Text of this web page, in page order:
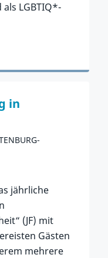
LGBTIQ*-
in
jährliche
(JF) mit
Gästen
mehrere